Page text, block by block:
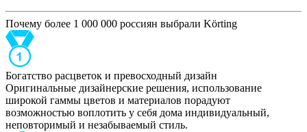
Почему более 1 000 000 россиян выбрали Körting
Богатство расцветок и превосходный дизайн
Оригинальные дизайнерские решения, использование
широкой гаммы цветов и материалов порадуют
возможностью воплотить у себя дома индивидуальный,
неповторимый и незабываемый стиль.